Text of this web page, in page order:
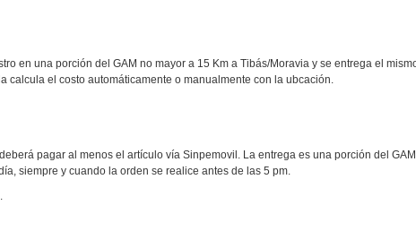
en una porción del GAM no mayor a 15 Km a Tibás/Moravia y se entrega el
calcula el costo automáticamente o manualmente con la ubcación.
pagar al menos el artículo vía Sinpemovil. La entrega es una porción del
siempre y cuando la orden se realice antes de las 5 pm.